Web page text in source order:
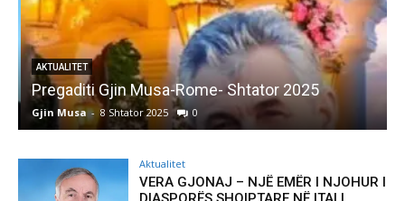
AKTUALITET
Pregaditi Gjin Musa-Rome- Shtator 2025
Gjin Musa - 8 Shtator 2025 0
Aktualitet
VERA GJONAJ – NJË EMËR I NJOHUR I